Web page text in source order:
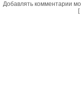
Добавлять комментарии
[